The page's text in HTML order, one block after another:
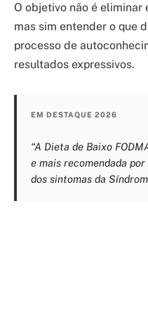
O objetivo não é eliminar
mas sim entender o que
processo de
resultados expressivos.
EM DESTAQUE 2026
“A Dieta de Baixo
e mais recomendada
dos sintomas da